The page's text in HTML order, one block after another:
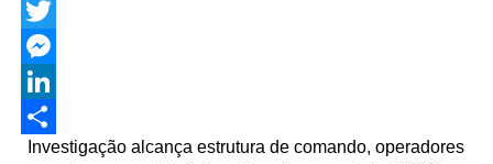
Facebook
Twitter
Messenger
LinkedIn
Share
Investigação alcança estrutura de comando, operadores